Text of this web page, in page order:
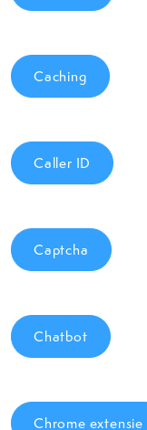
Caching
Caller ID
Captcha
Chatbot
Chrome extensie